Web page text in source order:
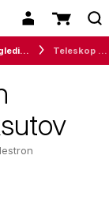
Daljnogledi in teleskopi